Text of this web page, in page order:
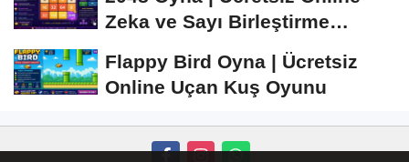
Zeka ve Sayı Birleştirme
Flappy Bird Oyna | Ücretsiz
Online Uçan Kuş Oyunu